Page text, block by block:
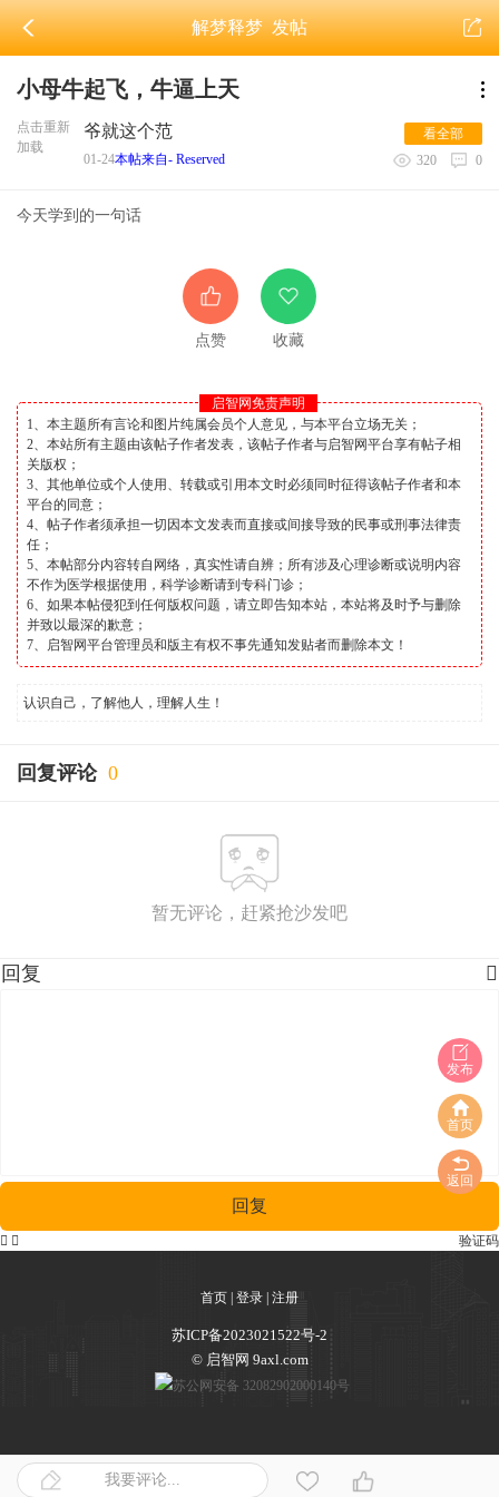
解梦释梦发帖
小母牛起飞，牛逼上天
点击重新
加载
爷就这个范
01-24本帖来自- Reserved
看全部
320
0
今天学到的一句话
点赞 收藏
启智网免责声明
1、本主题所有言论和图片纯属会员个人意见，与本平台立场无关；
2、本站所有主题由该帖子作者发表，该帖子作者与启智网平台享有帖子相
关版权；
3、其他单位或个人使用、转载或引用本文时必须同时征得该帖子作者和本
平台的同意；
4、帖子作者须承担一切因本文发表而直接或间接导致的民事或刑事法律责
任；
5、本帖部分内容转自网络，真实性请自辨；所有涉及心理诊断或说明内容
不作为医学根据使用，科学诊断请到专科门诊；
6、如果本帖侵犯到任何版权问题，请立即告知本站，本站将及时予与删除
并致以最深的歉意；
7、启智网平台管理员和版主有权不事先通知发贴者而删除本文！
认识自己，了解他人，理解人生！
回复评论 0
暂无评论，赶紧抢沙发吧
我要评论...
发布
首页
返回

回复
回复
验证码
 
首页 登录 注册
苏ICP备2023021522号-2
© 启智网 9axl.com
苏公网安备 32082902000140号